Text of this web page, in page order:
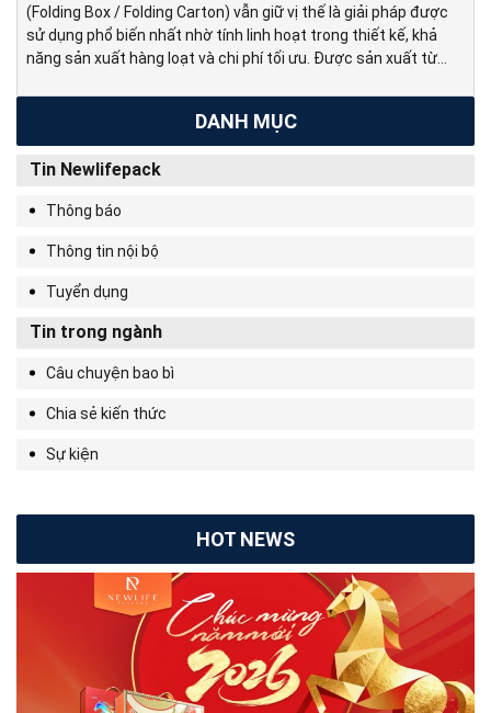
(Folding Box / Folding Carton) vẫn giữ vị thế là giải pháp được
sử dụng phổ biến nhất nhờ tính linh hoạt trong thiết kế, khả
năng sản xuất hàng loạt và chi phí tối ưu. Được sản xuất từ
DANH MỤC
Tin Newlifepack
Thông báo
Thông tin nội bộ
Tuyển dụng
Tin trong ngành
Câu chuyện bao bì
Chia sẻ kiến thức
Sự kiện
HOT NEWS